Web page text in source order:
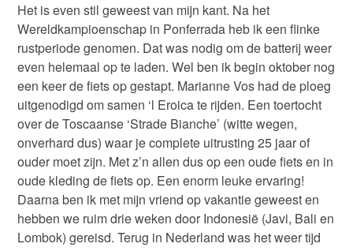
Het is even stil geweest van mijn kant. Na het
Wereldkampioenschap in Ponferrada heb ik een flinke
rustperiode genomen. Dat was nodig om de batterij weer
even helemaal op te laden. Wel ben ik begin oktober nog
een keer de fiets op gestapt. Marianne Vos had de ploeg
uitgenodigd om samen ‘l Eroica te rijden. Een toertocht
over de Toscaanse ‘Strade Bianche’ (witte wegen,
onverhard dus) waar je complete uitrusting 25 jaar of
ouder moet zijn. Met z’n allen dus op een oude fiets en in
oude kleding de fiets op. Een enorm leuke ervaring!
Daarna ben ik met mijn vriend op vakantie geweest en
hebben we ruim drie weken door Indonesië (Javi, Bali en
Lombok) gereisd. Terug in Nederland was het weer tijd